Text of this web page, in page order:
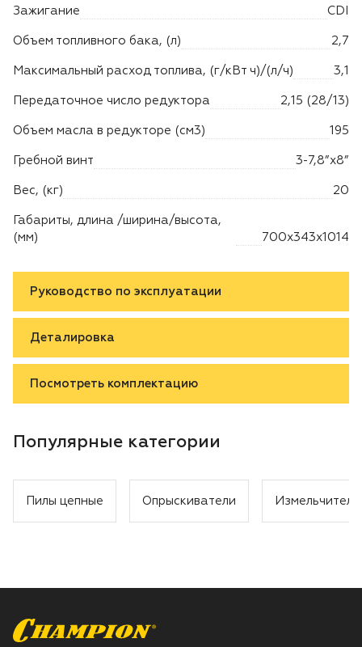
Зажигание CDI
Объем топливного бака, (л) 2,7
Максимальный расход топлива, (г/кВт ч)/(л/ч) 3,1
Передаточное число редуктора 2,15 (28/13)
Объем масла в редукторе (см3) 195
Гребной винт 3-7,8”х8”
Вес, (кг) 20
Габариты, длина /ширина/высота,
(мм)
700х343х1014
Руководство по эксплуатации
Деталировка
Посмотреть комплектацию
Популярные категории
Пилы цепные Опрыскиватели Измельчители